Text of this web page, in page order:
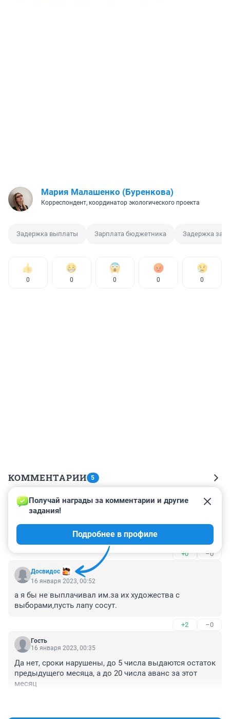
Мария Малашенко (Буренкова)
Корреспондент, координатор экологического проекта
Задержка выплаты Зарплата бюджетника Задержка
0 0 0 0 0
КОММЕНТАРИИ 5
Гость
16 января 2023, 10:33
А культуре когда выплатят? сегодня уже 16 января, а
зарплатой за декабрь даже и не пахнет.
+0 –0
Досвидос
Получай награды за комментарии и другие
задания!
Подробнее в профиле
16 января 2023, 00:52
а я бы не выплачивал им.за их художества с
выборами,пусть лапу сосут.
+2 –0
Гость
16 января 2023, 00:35
Да нет, сроки нарушены, до 5 числа выдаются остаток
предыдущего месяца, а до 20 числа аванс за этот
месяц